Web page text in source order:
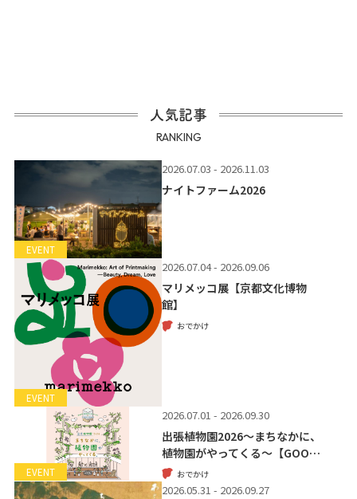
人気記事
RANKING
EVENT
2026.07.03 - 2026.11.03
ナイトファーム2026
EVENT
2026.07.04 - 2026.09.06
マリメッコ展【京都文化博物
館】
おでかけ
EVENT
2026.07.01 - 2026.09.30
出張植物園2026～まちなかに、
植物園がやってくる～【GOO…
おでかけ
2026.05.31 - 2026.09.27